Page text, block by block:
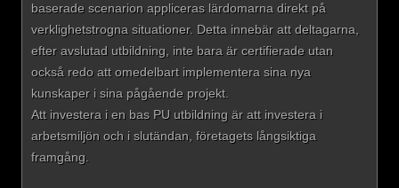
baserade scenarion appliceras lärdomarna direkt på
verklighetstrogna situationer. Detta innebär att deltagarna,
efter avslutad utbildning, inte bara är certifierade utan
också redo att omedelbart implementera sina nya
kunskaper i sina pågående projekt.
Att investera i en bas PU utbildning är att investera i
arbetsmiljön och i slutändan, företagets långsiktiga
framgång.